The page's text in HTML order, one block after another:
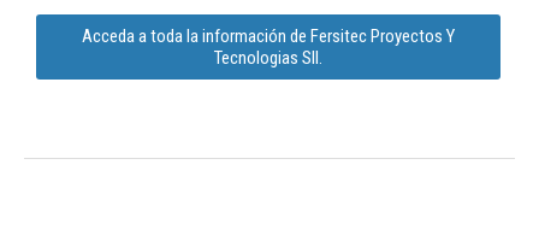
Acceda a toda la información de Fersitec Proyectos Y
Tecnologias Sll.